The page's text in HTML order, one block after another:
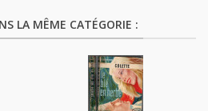
LA MÊME CATÉGORIE :